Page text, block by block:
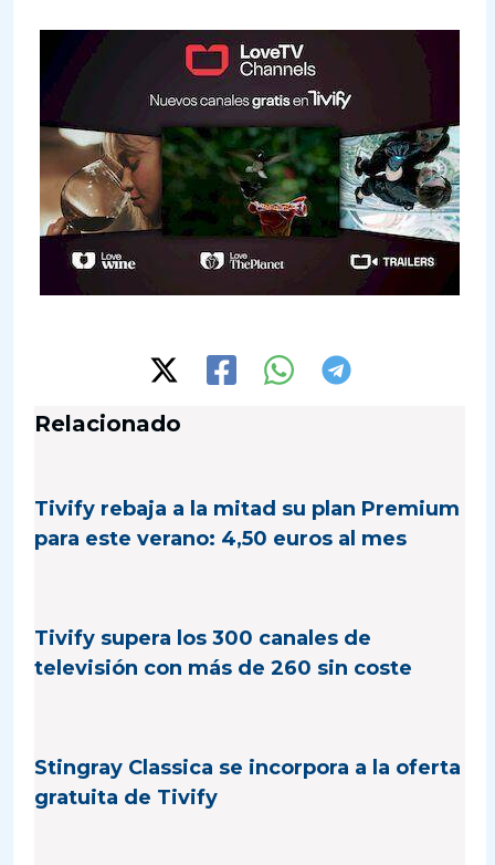
Relacionado
Tivify rebaja a la mitad su plan Premium
para este verano: 4,50 euros al mes
Tivify supera los 300 canales de
televisión con más de 260 sin coste
Stingray Classica se incorpora a la oferta
gratuita de Tivify